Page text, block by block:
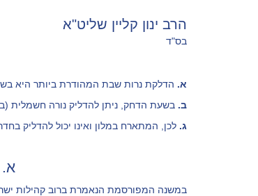
הרב ינון קליין שליט"א
בס"ד
א. הדלקת נרות שבת המהודרת ביותר היא
ב. בשעת הדחק, ניתן להדליק נורה חשמלית
ג. לכן, המתארח במלון ואינו יכול להדליק
א.
במשנה המפורסמת הנאמרת ברוב קהילות